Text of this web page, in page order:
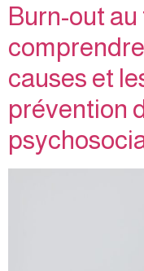
Burn-out au
causes et
prévention